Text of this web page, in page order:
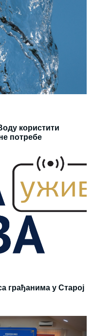
користити
потребе
грађанима у Старој